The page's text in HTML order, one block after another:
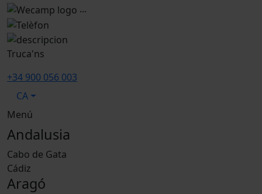
...
Truca'ns
+34 900 056 003
CA
Menú
Andalusia
Cabo de Gata
Cádiz
Aragó